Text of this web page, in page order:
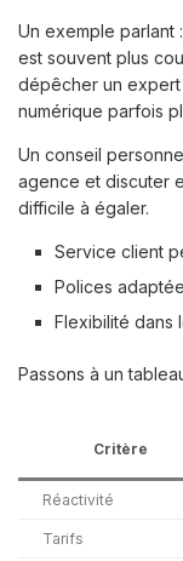
Un exemple parlant
est souvent plus
dépêcher un expert
numérique parfois
Un conseil
agence et discuter
difficile à égaler.
Service client
Polices
Flexibilité dans
Passons à un
Critère
Réactivité
Tarifs